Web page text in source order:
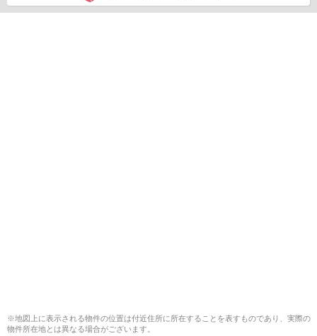
※地図上に表示される物件の位置は付近住所に所在することを表すものであり、実際の
物件所在地とは異なる場合がございます。